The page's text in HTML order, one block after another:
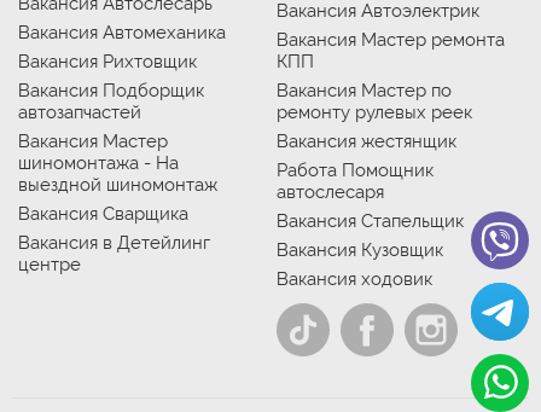
Вакансия Автомеханика
Вакансия Рихтовщик
Вакансия Подборщик
автозапчастей
Вакансия Мастер
шиномонтажа - На
выездной шиномонтаж
Вакансия Сварщика
Вакансия в Детейлинг
центре
Вакансия Автоэлектрик
Вакансия Мастер ремонта
КПП
Вакансия Мастер по
ремонту рулевых реек
Вакансия жестянщик
Работа Помощник
автослесаря
Вакансия Стапельщик
Вакансия Кузовщик
Вакансия ходовик